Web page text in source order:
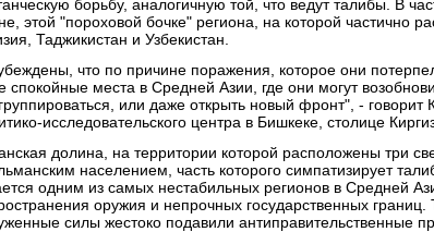
борьбу, аналогичную той, что ведут талибы. В
этой "пороховой бочке" региона, на которой частично
Таджикистан и Узбекистан.
что по причине поражения, которое они
спокойные места в Средней Азии, где они могут
или даже открыть новый фронт", -
исследовательского центра в Бишкеке, столице
долина, на территории которой расположены три
населением, часть которого симпатизирует
одним из самых нестабильных регионов в Средней
оружия и непрочных государственных границ.
силы жестоко подавили антиправительственные